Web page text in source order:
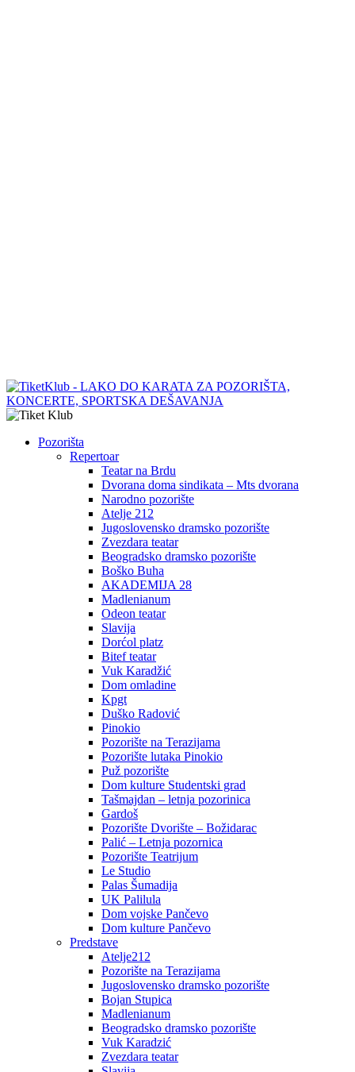
Pozorišta
Repertoar
Teatar na Brdu
Dvorana doma sindikata – Mts dvorana
Narodno pozorište
Atelje 212
Jugoslovensko dramsko pozorište
Zvezdara teatar
Beogradsko dramsko pozorište
Boško Buha
AKADEMIJA 28
Madlenianum
Odeon teatar
Slavija
Dorćol platz
Bitef teatar
Vuk Karadžić
Dom omladine
Kpgt
Duško Radović
Pinokio
Pozorište na Terazijama
Pozorište lutaka Pinokio
Puž pozorište
Dom kulture Studentski grad
Tašmajdan – letnja pozorinica
Gardoš
Pozorište Dvorište – Božidarac
Palić – Letnja pozornica
Pozorište Teatrijum
Le Studio
Palas Šumadija
UK Palilula
Dom vojske Pančevo
Dom kulture Pančevo
Predstave
Atelje212
Pozorište na Terazijama
Jugoslovensko dramsko pozorište
Bojan Stupica
Madlenianum
Beogradsko dramsko pozorište
Vuk Karadzić
Zvezdara teatar